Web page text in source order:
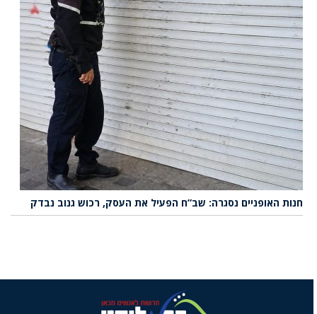
חנות האופניים נסגרה: שב”ח הפעיל את העסק, רכוש גנוב נבדק